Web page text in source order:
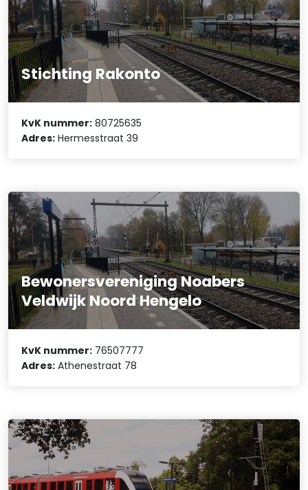
Stichting Rakonto
KvK nummer: 80725635
Adres: Hermesstraat 39
Bewonersvereniging Noabers
Veldwijk Noord Hengelo
KvK nummer: 76507777
Adres: Athenestraat 78